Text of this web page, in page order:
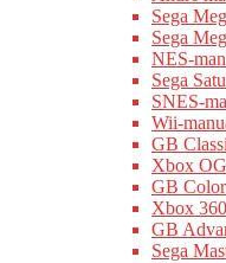
Sega
Sega
NES-
Sega
SNES-
Wii-
GB
Xbox
GB
Xbox
GB
Sega